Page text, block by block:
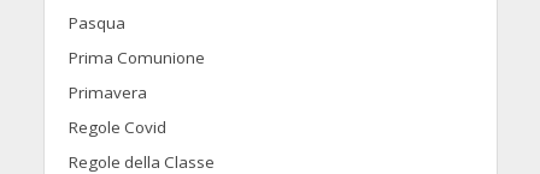
Pasqua
Prima Comunione
Primavera
Regole Covid
Regole della Classe